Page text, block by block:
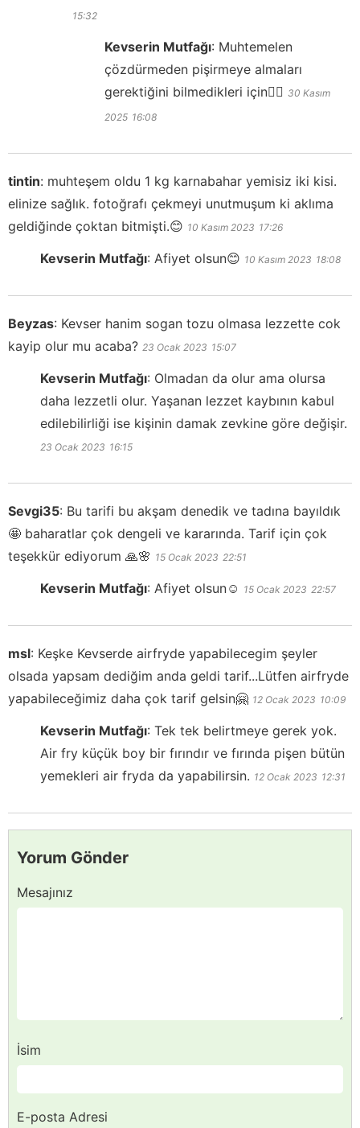
15:32
Kevserin Mutfağı: Muhtemelen
çözdürmeden pişirmeye almaları
gerektiğini bilmedikleri için👍🏻 30 Kasım
2025 16:08
tintin: muhteşem oldu 1 kg karnabahar yemisiz iki kisi.
elinize sağlık. fotoğrafı çekmeyi unutmuşum ki aklıma
geldiğinde çoktan bitmişti.😊 10 Kasım 2023 17:26
Kevserin Mutfağı: Afiyet olsun😊 10 Kasım 2023 18:08
Beyzas: Kevser hanim sogan tozu olmasa lezzette cok
kayip olur mu acaba? 23 Ocak 2023 15:07
Kevserin Mutfağı: Olmadan da olur ama olursa
daha lezzetli olur. Yaşanan lezzet kaybının kabul
edilebilirliği ise kişinin damak zevkine göre değişir.
23 Ocak 2023 16:15
Sevgi35: Bu tarifi bu akşam denedik ve tadına bayıldık
🤩 baharatlar çok dengeli ve kararında. Tarif için çok
teşekkür ediyorum 🙏🌸 15 Ocak 2023 22:51
Kevserin Mutfağı: Afiyet olsun☺️ 15 Ocak 2023 22:57
msl: Keşke Kevserde airfryde yapabilecegim şeyler
olsada yapsam dediğim anda geldi tarif...Lütfen airfryde
yapabileceğimiz daha çok tarif gelsin🤗 12 Ocak 2023 10:09
Kevserin Mutfağı: Tek tek belirtmeye gerek yok.
Air fry küçük boy bir fırındır ve fırında pişen bütün
yemekleri air fryda da yapabilirsin. 12 Ocak 2023 12:31
Yorum Gönder
Mesajınız
İsim
E-posta Adresi